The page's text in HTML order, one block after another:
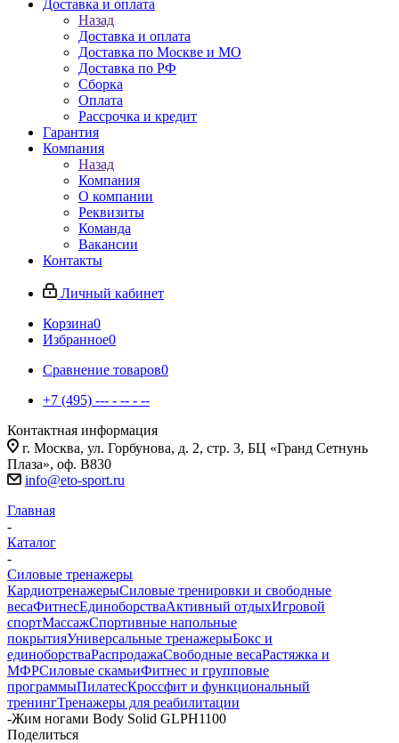
Доставка и оплата
Назад
Доставка и оплата
Доставка по Москве и МО
Доставка по РФ
Сборка
Оплата
Рассрочка и кредит
Гарантия
Компания
Назад
Компания
О компании
Реквизиты
Команда
Вакансии
Контакты
Личный кабинет
Корзина0
Избранное0
Сравнение товаров0
+7 (495) --- - -- - --
Контактная информация
г. Москва, ул. Горбунова, д. 2, стр. 3, БЦ «Гранд Сетнунь
Плаза», оф. В830
info@eto-sport.ru
Главная
-
Каталог
-
Силовые тренажеры
КардиотренажерыСиловые тренировки и свободные
весаФитнесЕдиноборстваАктивный отдыхИгровой
спортМассажСпортивные напольные
покрытияУниверсальные тренажерыБокс и
единоборстваРаспродажаСвободные весаРастяжка и
МФРСиловые скамьиФитнес и групповые
программыПилатесКроссфит и функциональный
тренингТренажеры для реабилитации
-Жим ногами Body Solid GLPH1100
Поделиться